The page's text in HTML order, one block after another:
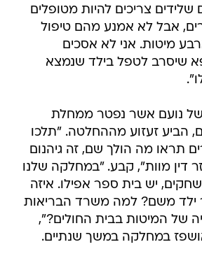
שלידים צריכים להיות מטופלים
אבל לא אמנע מהם טיפול
מיטות. אני לא אסכים
שיסרב לטפל בילד שנמצא
של נועם אשר נפטר ממחלת
הביע זעזוע מההחלטה. "תלכו
תראו מה הולך שם, זה גיהנום
דין מוות", קבע. "במחלקה שלנו
יש בית ספר אפילו. איזה
ילד משם? למה משרד הבריאות
של המיטות בבית החולים?",
במחלקה במשך שנתיים.